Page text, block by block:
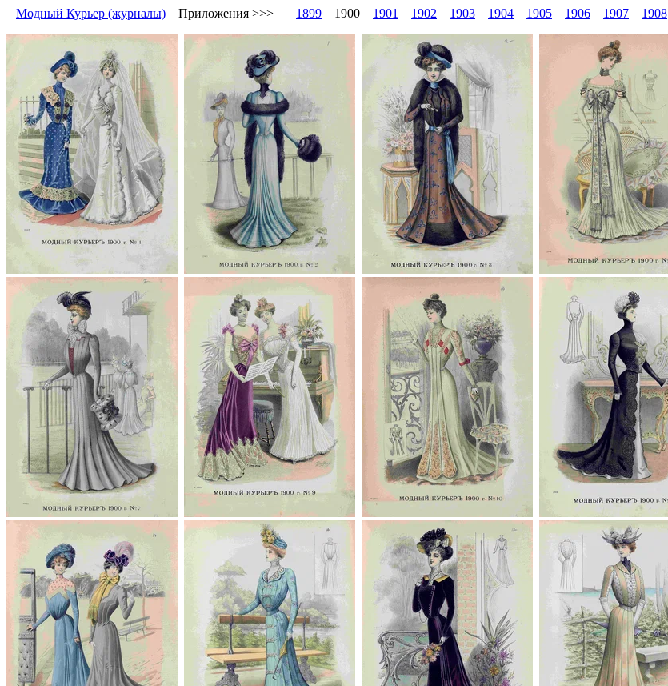
Модный Курьер (журналы) Приложения >>> 1899 1900 1901 1902 1903 1904 1905 1906 1907 1908